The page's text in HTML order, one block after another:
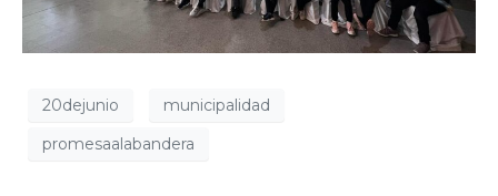
20dejunio
municipalidad
promesaalabandera